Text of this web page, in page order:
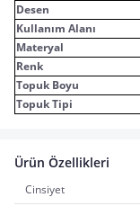
Desen
Kullanım Alanı
Materyal
Renk
Topuk Boyu
Topuk Tipi
Ürün Özellikleri
Cinsiyet